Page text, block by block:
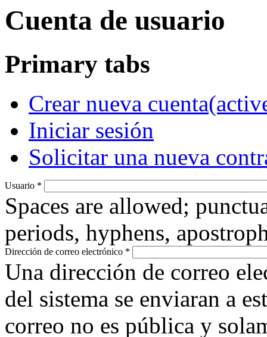
Cuenta de usuario
Primary tabs
Crear nueva cuenta
Iniciar sesión
Solicitar una nueva
Usuario *
Spaces are allowed;
periods, hyphens,
Dirección de correo electrónico *
Una dirección de correo
del sistema se enviaran a
correo no es pública y